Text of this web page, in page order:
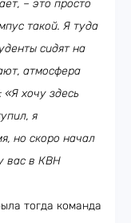
– это просто
такой. Я туда
сидят на
атмосфера
«Я хочу здесь
я
но скоро начал
вас в КВН
тогда команда